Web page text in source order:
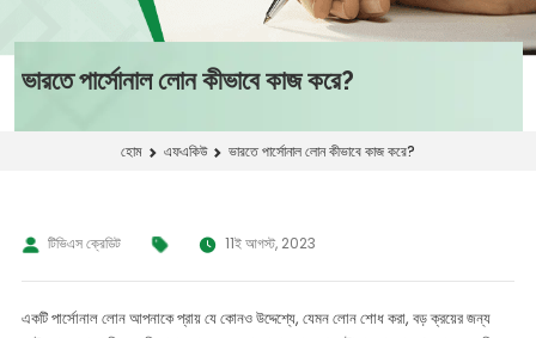
ভারতে পার্সোনাল লোন কীভাবে কাজ করে?
হোম এফএকিউ ভারতে পার্সোনাল লোন কীভাবে কাজ করে?
টিভিএস ক্রেডিট 11ই আগস্ট, 2023
একটি পার্সোনাল লোন আপনাকে প্রায় যে কোনও উদ্দেশ্যে, যেমন লোন শোধ করা, বড় ক্রয়ের জন্য